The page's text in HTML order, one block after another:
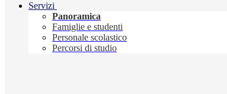
Servizi
Panoramica
Famiglie e studenti
Personale scolastico
Percorsi di studio